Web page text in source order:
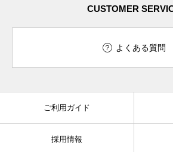
CUSTOMER
よくある質問
ご利用ガイド
採用情報